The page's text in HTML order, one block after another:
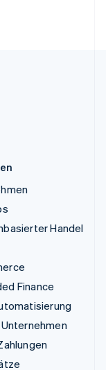
Handel
Finance